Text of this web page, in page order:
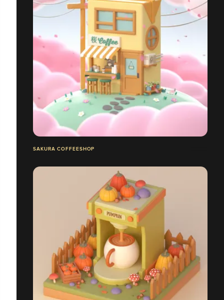
SAKURA COFFEESHOP